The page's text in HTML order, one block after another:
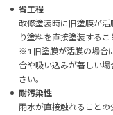
省工程
改修塗装時に旧塗膜が
り塗料を直接塗装する
※1 旧塗膜が活膜の場合
合や吸い込みが著しい
さい。
耐汚染性
雨水が直接触れること